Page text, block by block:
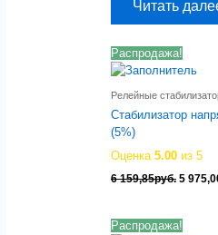
Читать
Распродажа!
Релейные
Стабилизатор
(5%)
Оценка5.00 из 5
6 159,85руб.
6
5
Распродажа!